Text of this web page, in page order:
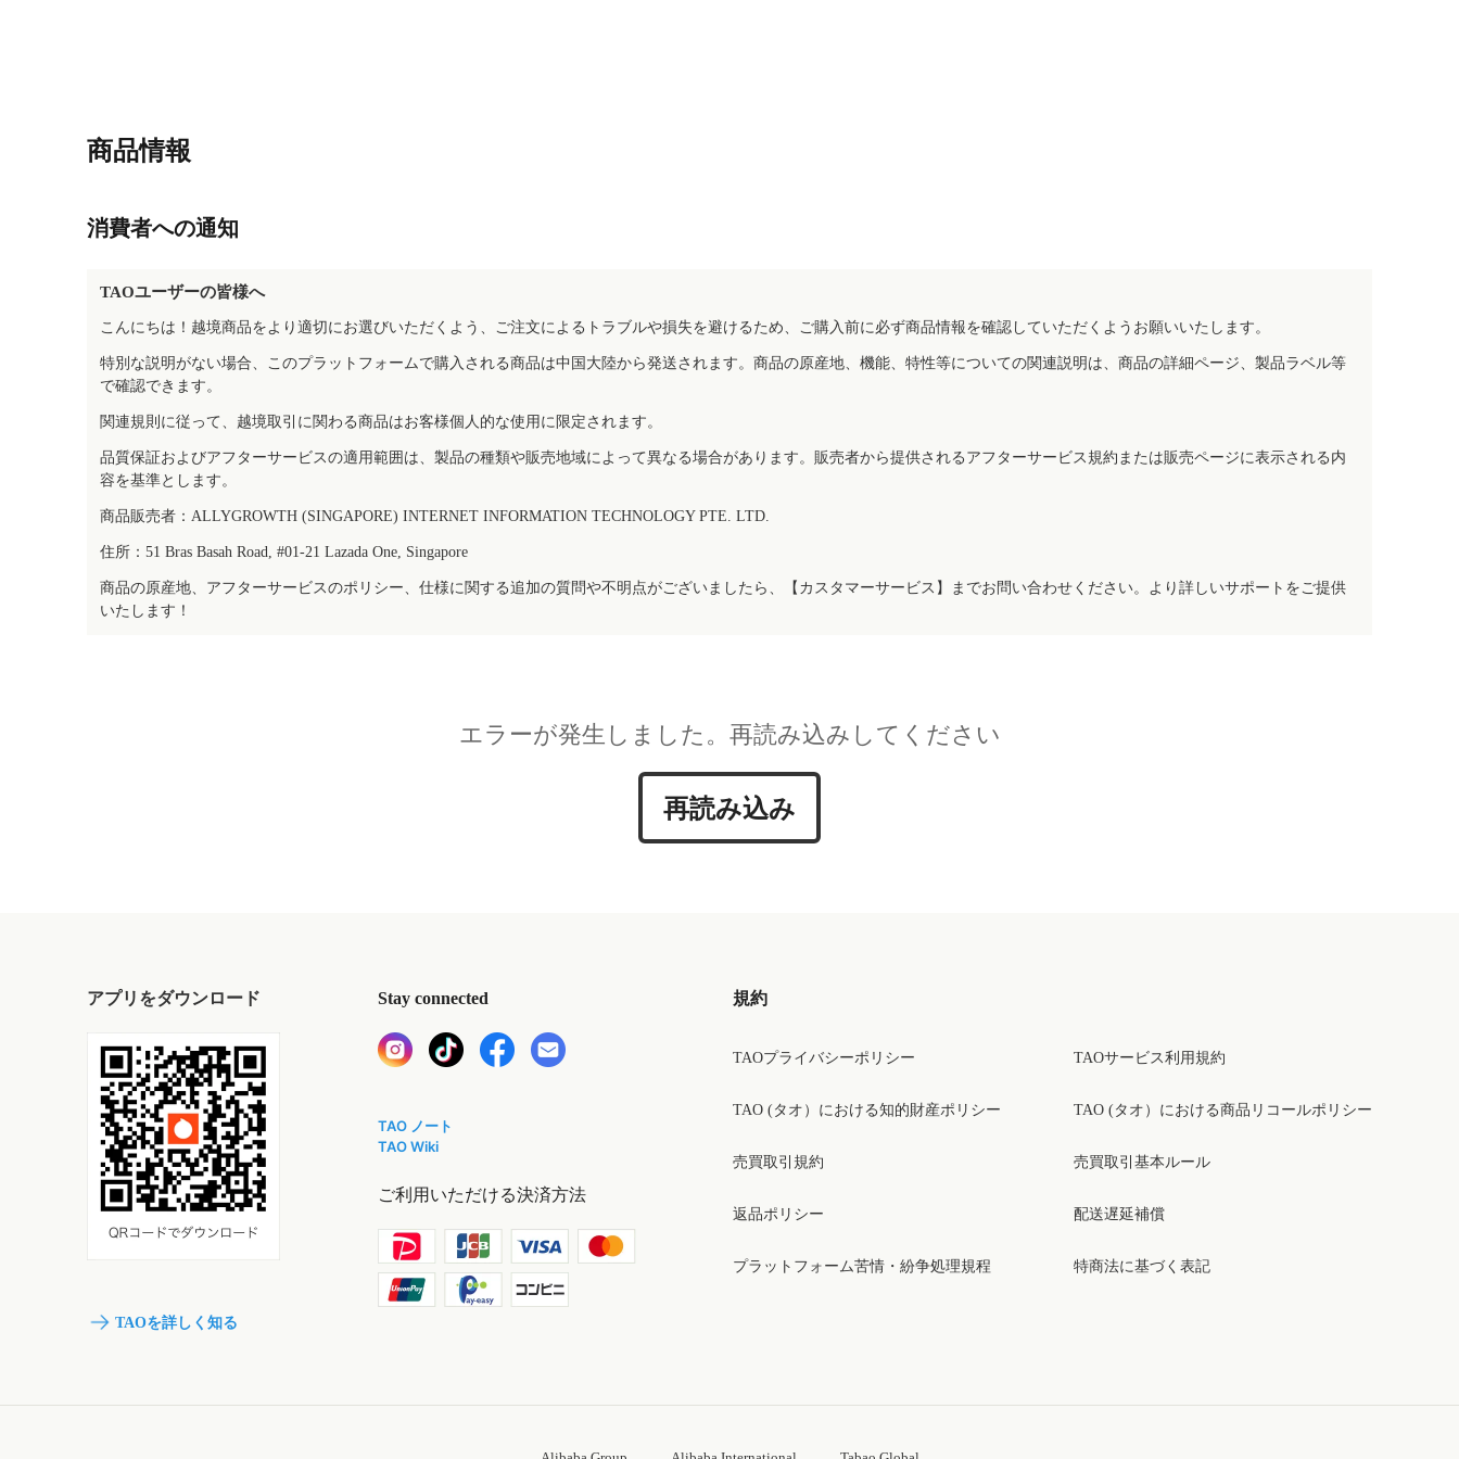
商品情報
消費者への通知
TAOユーザーの皆様へ
こんにちは！越境商品をより適切にお選びいただくよう、ご注文によるトラブルや損失を避けるため、ご購入前に必ず商品情報を確認していただくようお願いいたします。
特別な説明がない場合、このプラットフォームで購入される商品は中国大陸から発送されます。商品の原産地、機能、特性等についての関連説明は、商品の詳細ページ、製品ラベル等
で確認できます。
関連規則に従って、越境取引に関わる商品はお客様個人的な使用に限定されます。
品質保証およびアフターサービスの適用範囲は、製品の種類や販売地域によって異なる場合があります。販売者から提供されるアフターサービス規約または販売ページに表示される内
容を基準とします。
商品販売者：ALLYGROWTH (SINGAPORE) INTERNET INFORMATION TECHNOLOGY PTE. LTD.
住所：51 Bras Basah Road, #01-21 Lazada One, Singapore
商品の原産地、アフターサービスのポリシー、仕様に関する追加の質問や不明点がございましたら、【カスタマーサービス】までお問い合わせください。より詳しいサポートをご提供
いたします！
エラーが発生しました。再読み込みしてください
再読み込み
アプリをダウンロード
TAOを詳しく知る
Stay connected
TAO ノート
TAO Wiki
ご利用いただける決済方法
規約
TAOプライバシーポリシー
TAO (タオ）における知的財産ポリシー
売買取引規約
返品ポリシー
プラットフォーム苦情・紛争処理規程
TAOサービス利用規約
TAO (タオ）における商品リコールポリシー
売買取引基本ルール
配送遅延補償
特商法に基づく表記